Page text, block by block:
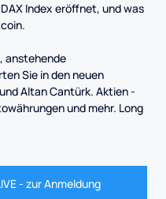
Index eröffnet, und was
anstehende
Sie in den neuen
Altan Cantürk. Aktien -
und mehr. Long
- zur Anmeldung